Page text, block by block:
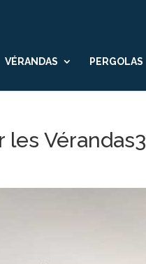
VÉRANDAS PERGOLAS
les Vérandas3